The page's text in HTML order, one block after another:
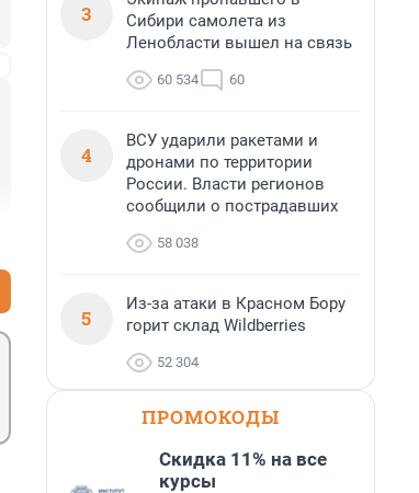
3
Сибири самолета из
Ленобласти вышел на связь
60 534 60
4
ВСУ ударили ракетами и
дронами по территории
России. Власти регионов
сообщили о пострадавших
58 038
5
Из-за атаки в Красном Бору
горит склад Wildberries
52 304
ПРОМОКОДЫ
Скидка 11% на все
курсы